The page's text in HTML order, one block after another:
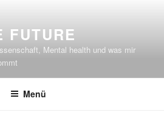
FUTURE
Mental health und was mir
Menü